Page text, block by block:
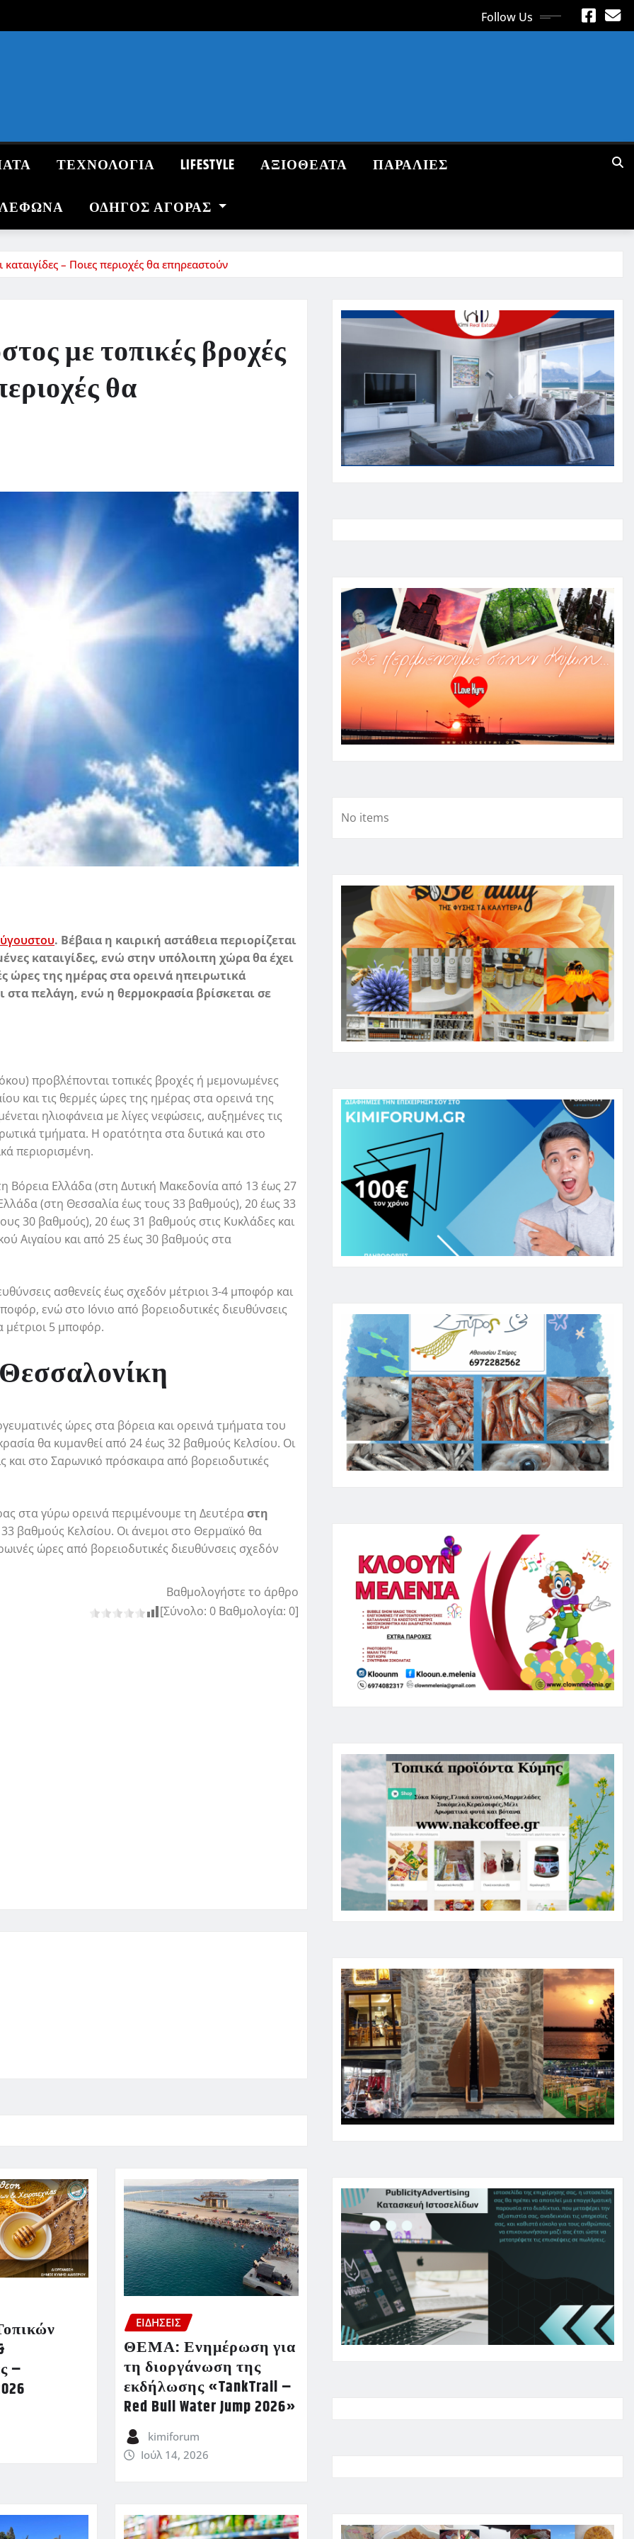
Follow Us
ΤΕΧΝΟΛΟΓΙΑ LIFESTYLE ΑΞΙΟΘΕΑΤΑ ΠΑΡΑΛΙΕΣ
ΟΔΗΓΌΣ ΑΓΟΡΆΣ
– Ποιες περιοχές θα επηρεαστούν
με τοπικές βροχές
θα
. Βέβαια η καιρική αστάθεια περιορίζεται
καταιγίδες, ενώ στην υπόλοιπη χώρα θα έχει
ώρες της ημέρας στα ορεινά ηπειρωτικά
στα πελάγη, ενώ η θερμοκρασία βρίσκεται σε
προβλέπονται τοπικές βροχές ή μεμονωμένες
και τις θερμές ώρες της ημέρας στα ορεινά της
ηλιοφάνεια με λίγες νεφώσεις, αυξημένες τις
τμήματα. Η ορατότητα στα δυτικά και στο
περιορισμένη.
Βόρεια Ελλάδα (στη Δυτική Μακεδονία από 13 έως 27
(στη Θεσσαλία έως τους 33 βαθμούς), 20 έως 33
30 βαθμούς), 20 έως 31 βαθμούς στις Κυκλάδες και
Αιγαίου και από 25 έως 30 βαθμούς στα
ασθενείς έως σχεδόν μέτριοι 3-4 μποφόρ και
ενώ στο Ιόνιο από βορειοδυτικές διευθύνσεις
μέτριοι 5 μποφόρ.
ώρες στα βόρεια και ορεινά τμήματα του
θα κυμανθεί από 24 έως 32 βαθμούς Κελσίου. Οι
και στο Σαρωνικό πρόσκαιρα από βορειοδυτικές
στα γύρω ορεινά περιμένουμε τη Δευτέραστη
βαθμούς Κελσίου. Οι άνεμοι στο Θερμαϊκό θα
ώρες από βορειοδυτικές διευθύνσεις σχεδόν
Βαθμολογήστε το άρθρο
[Σύνολο: 0 Βαθμολογία: 0]
–
ΕΙΔΗΣΕΙΣ
ΘΕΜΑ: Ενημέρωση για
τη διοργάνωση της
εκδήλωσης «TankTrail –
Red Bull Water Jump 2026»
kimiforum
Ιούλ 14, 2026
No items